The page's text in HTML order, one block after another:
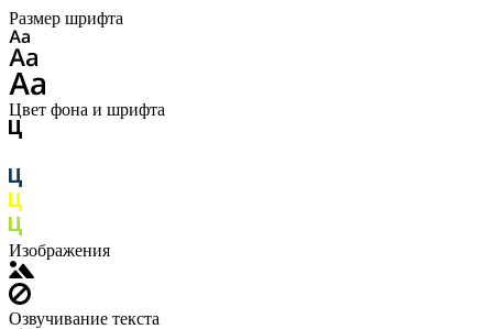
Размер шрифта
Цвет фона и шрифта
Изображения
Озвучивание текста